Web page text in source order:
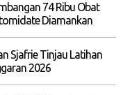
74 Ribu Obat
Diamankan
Sjafrie Tinjau Latihan
2026